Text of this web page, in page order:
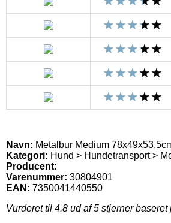
Navn: Metalbur Medium
Kategori: Hund > Hundetransport >
Producent:
Varenummer: 30804901
EAN: 7350041440550
Vurderet til 4.8 ud af 5 stjerner baseret